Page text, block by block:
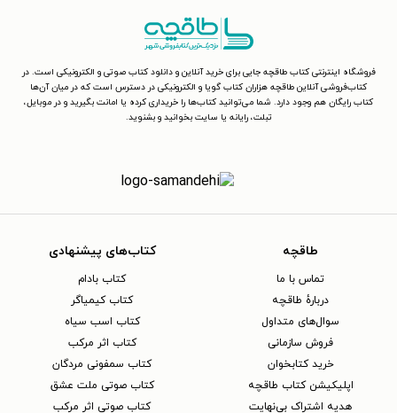
فروشگاه اینترنتی کتاب طاقچه جایی برای خرید آنلاین و دانلود کتاب صوتی و الکترونیکی است. در
کتاب‌فروشی آنلاین طاقچه هزاران کتاب گویا و الکترونیکی در دسترس است که در میان آن‌ها
کتاب رایگان هم وجود دارد. شما می‌توانید کتاب‌ها را خریداری کرده یا امانت بگیرید و در موبایل،
تبلت، رایانه یا سایت بخوانید و بشنوید.
طاقچه
تماس با ما
دربارهٔ طاقچه
سوال‌های متداول
فروش سازمانی
خرید کتابخوان
اپلیکیشن کتاب طاقچه
هدیه اشتراک بی‌نهایت
کتاب‌های پیشنهادی
کتاب بادام
کتاب کیمیاگر
کتاب اسب سیاه
کتاب اثر مرکب
کتاب سمفونی مردگان
کتاب صوتی ملت عشق
کتاب صوتی اثر مرکب